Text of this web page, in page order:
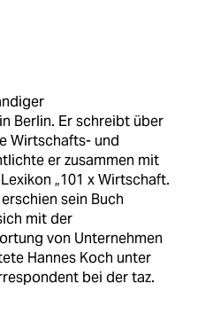
Berlin. Er schreibt über
Wirtschafts- und
er zusammen mit
„101 x Wirtschaft.
sein Buch
mit der
von Unternehmen
Hannes Koch unter
bei der taz.